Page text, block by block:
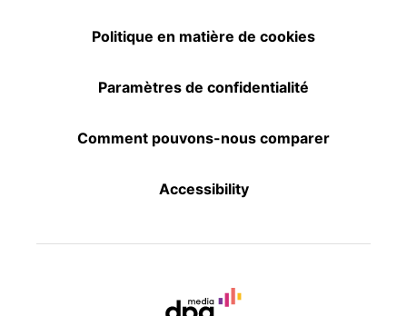
Politique en matière de cookies
Paramètres de confidentialité
Comment pouvons-nous comparer
Accessibility